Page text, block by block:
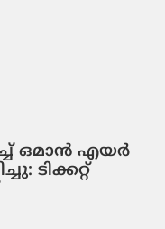
ഒമാൻ എയർ
ടിക്കറ്റ്